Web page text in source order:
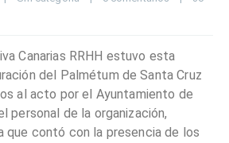
Canarias RRHH estuvo esta
del Palmétum de Santa Cruz
al acto por el Ayuntamiento de
personal de la organización,
que contó con la presencia de los